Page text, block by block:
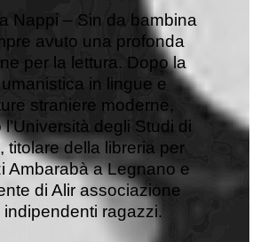
Nappi – Sin da bambina
avuto una profonda
per la lettura. Dopo la
umanistica in lingue e
straniere moderne,
l’Università degli Studi di
titolare della libreria per
Ambarabà a Legnano e
di Alir associazione
indipendenti ragazzi.